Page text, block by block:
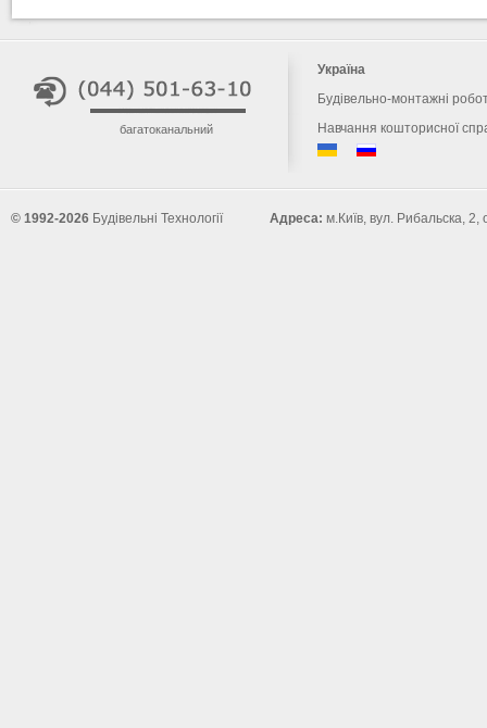
багатоканальний
Україна
Будівельно-монтажні
Навчання кошторисної
© 1992-2026 Будівельні Технології Адреса: м.Київ, вул. Рибальска, 2,